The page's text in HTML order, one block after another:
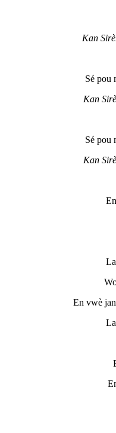
Kan Sir
Sé pou
Kan Sir
Sé pou
Kan
En vwè